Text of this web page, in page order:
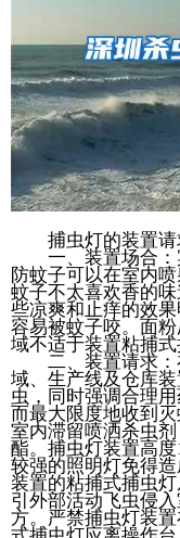
捕虫灯的装置请
一、装置场合：
防蚊子可以在室内
蚊子不太喜欢香的
些凉爽和止痒的效
容易被蚊子咬。面
域不适于装置粘捕式
二、装置请求：
域、生产线及仓库
虫，同时强调合理
而最大限度地收到
室内滞留喷洒杀虫
酯。捕虫灯装置高
较强的照明灯免得造
装置的粘捕式捕虫
引外部活动飞虫侵
方。严禁捕虫灯装